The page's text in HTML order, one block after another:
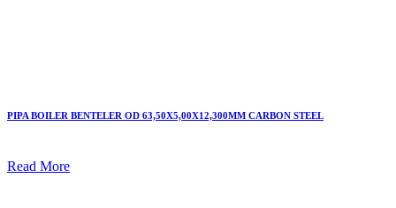
PIPA BOILER BENTELER OD 63,50X5,00X12,300MM CARBON STEEL
Read More